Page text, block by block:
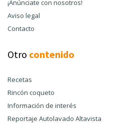
¡Anúnciate con nosotros!
Aviso legal
Contacto
Otro contenido
Recetas
Rincón coqueto
Información de interés
Reportaje Autolavado Altavista